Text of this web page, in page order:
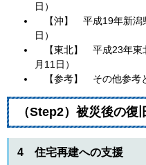
日）
【沖】 平成19年新潟
日）
【東北】 平成23年東
月11日）
【参考】 その他参考
（Step2）被災後の
4 住宅再建への支援